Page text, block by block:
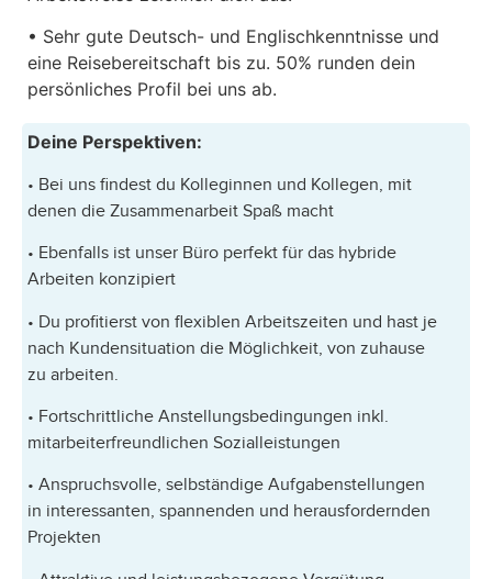
• Sehr gute Deutsch- und Englischkenntnisse und
eine Reisebereitschaft bis zu. 50% runden dein
persönliches Profil bei uns ab.
Deine Perspektiven:
• Bei uns findest du Kolleginnen und Kollegen, mit
denen die Zusammenarbeit Spaß macht
• Ebenfalls ist unser Büro perfekt für das hybride
Arbeiten konzipiert
• Du profitierst von flexiblen Arbeitszeiten und hast je
nach Kundensituation die Möglichkeit, von zuhause
zu arbeiten.
• Fortschrittliche Anstellungsbedingungen inkl.
mitarbeiterfreundlichen Sozialleistungen
• Anspruchsvolle, selbständige Aufgabenstellungen
in interessanten, spannenden und herausfordernden
Projekten